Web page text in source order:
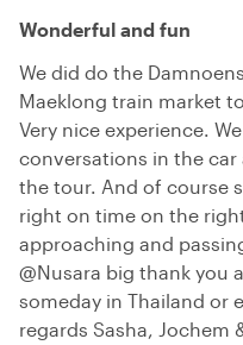
Wonderful and fun
We did do the
Maeklong train market
Very nice experience.
conversations in the
the tour. And of course
right on time on the
approaching and
@Nusara big thank you
someday in Thailand or
regards Sasha, Jochem